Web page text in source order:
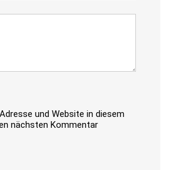
und Website in diesem
nächsten Kommentar